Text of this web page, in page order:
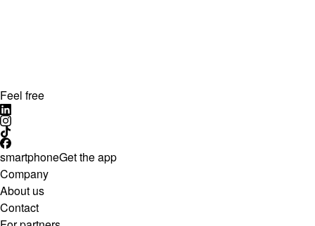
Feel free
smartphoneGet the app
Company
About us
Contact